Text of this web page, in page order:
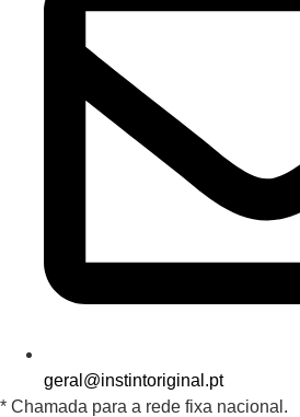
geral@instintoriginal.pt
* Chamada para a rede fixa nacional.